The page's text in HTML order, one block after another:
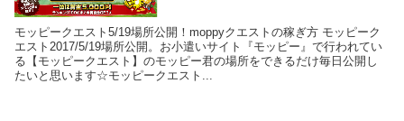
モッピークエスト5/19場所公開！moppyクエストの稼ぎ方 モッピーク
エスト2017/5/19場所公開。お小遣いサイト『モッピー』で行われてい
る【モッピークエスト】のモッピー君の場所をできるだけ毎日公開し
たいと思います☆モッピークエスト...